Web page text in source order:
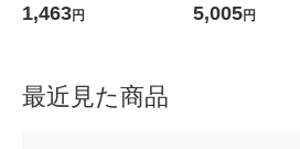
結晶研究所 Q750790 1個
1,463円
ラクターズ 1個
5,005円
最近見た商品